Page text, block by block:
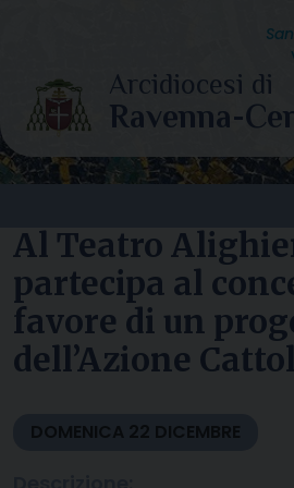
content
Al Teatro
partecipa al
favore di un
dell’Azione
DOMENICA 22 DICEMBRE